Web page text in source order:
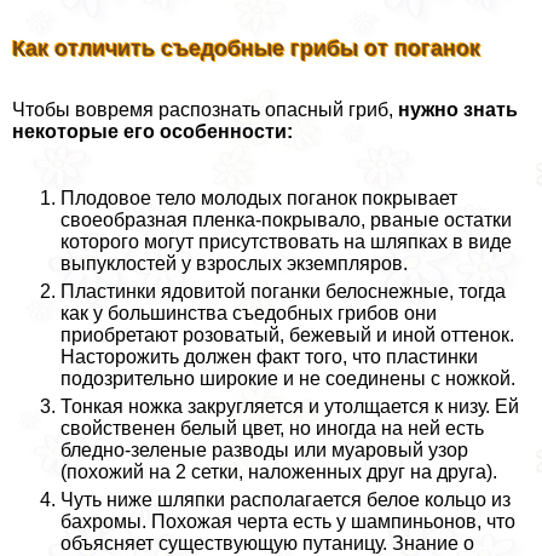
Как отличить съедобные грибы от поганок
Чтобы вовремя распознать опасный гриб, нужно знать
некоторые его особенности:
Плодовое тело молодых поганок покрывает
своеобразная пленка-покрывало, рваные остатки
которого могут присутствовать на шляпках в виде
выпуклостей у взрослых экземпляров.
Пластинки ядовитой поганки белоснежные, тогда
как у большинства съедобных грибов они
приобретают розоватый, бежевый и иной оттенок.
Насторожить должен факт того, что пластинки
подозрительно широкие и не соединены с ножкой.
Тонкая ножка закругляется и утолщается к низу. Ей
свойственен белый цвет, но иногда на ней есть
бледно-зеленые разводы или муаровый узор
(похожий на 2 сетки, наложенных друг на друга).
Чуть ниже шляпки располагается белое кольцо из
бахромы. Похожая черта есть у шампиньонов, что
объясняет существующую пyтaницу. Знание о